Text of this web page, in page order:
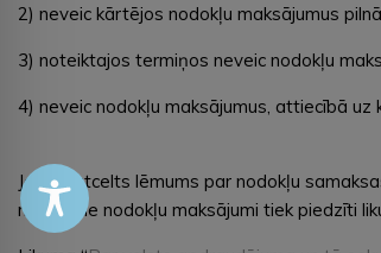
2) neveic kārtējos nodokļu maksājumus
3) noteiktajos termiņos neveic nodokļu
4) neveic nodokļu maksājumus, attiecībā
Ja tiek atcelts lēmums par nodokļu
nokavētie nodokļu maksājumi tiek piedzīti